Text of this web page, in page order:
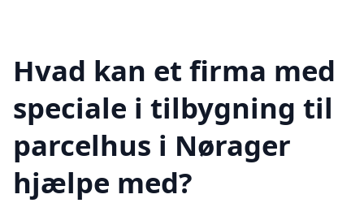
Hvad kan et firma med
speciale i tilbygning til
parcelhus i Nørager
hjælpe med?